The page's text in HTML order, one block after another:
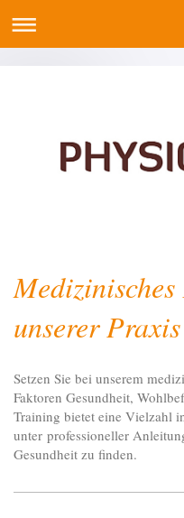
unserer Praxis
Setzen Sie bei unserem
Faktoren Gesundheit,
Training bietet eine Vielzahl
unter professioneller
Gesundheit zu finden.